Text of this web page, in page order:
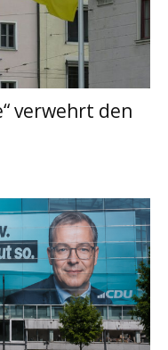
verwehrt den